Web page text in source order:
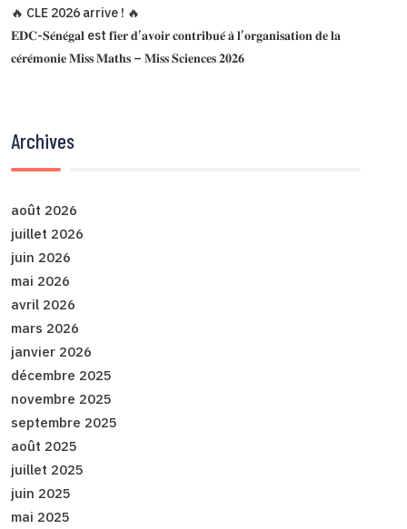
🔥 CLE 2026 arrive ! 🔥
𝐄𝐃𝐂-𝐒𝐞́𝐧𝐞́𝐠𝐚𝐥 est 𝐟𝐢𝐞𝐫 𝐝’𝐚𝐯𝐨𝐢𝐫 𝐜𝐨𝐧𝐭𝐫𝐢𝐛𝐮𝐞́ 𝐚̀ 𝐥’𝐨𝐫𝐠𝐚𝐧𝐢𝐬𝐚𝐭𝐢𝐨𝐧 𝐝𝐞 𝐥𝐚
𝐜𝐞́𝐫𝐞́𝐦𝐨𝐧𝐢𝐞 𝐌𝐢𝐬𝐬 𝐌𝐚𝐭𝐡𝐬 – 𝐌𝐢𝐬𝐬 𝐒𝐜𝐢𝐞𝐧𝐜𝐞𝐬 𝟐𝟎𝟐𝟔
Archives
août 2026
juillet 2026
juin 2026
mai 2026
avril 2026
mars 2026
janvier 2026
décembre 2025
novembre 2025
septembre 2025
août 2025
juillet 2025
juin 2025
mai 2025